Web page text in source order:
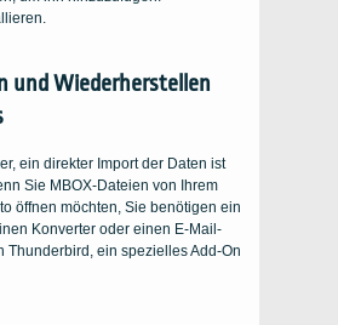
und Wiederherstellen
ein direkter Import der Daten ist
Sie MBOX-Dateien von Ihrem
öffnen möchten, Sie benötigen ein
Konverter oder einen E-Mail-
Thunderbird, ein spezielles Add-On